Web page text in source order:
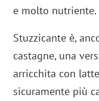
e molto nutriente.
Stuzzicante è,
castagne, una
arricchita con
sicuramente più